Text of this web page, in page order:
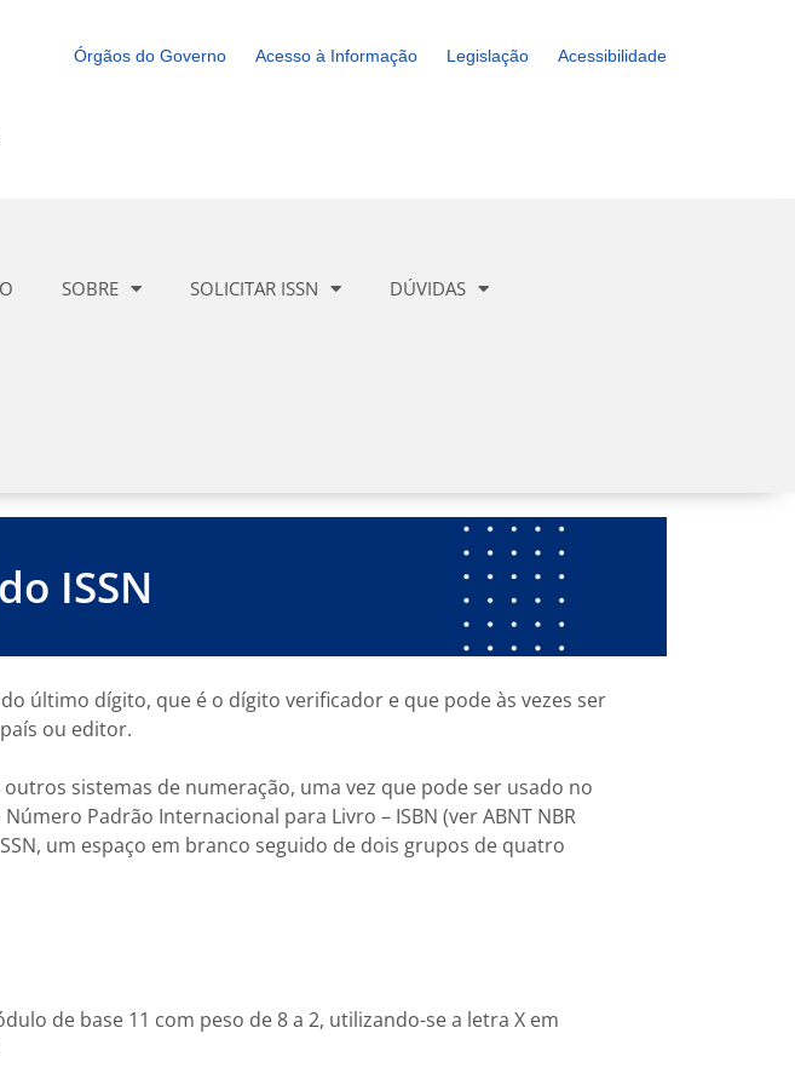
Órgãos do Governo Acesso à Informação Legislação Acessibilidade
SOBRE SOLICITAR ISSN DÚVIDAS
ISSN
último dígito, que é o dígito verificador e que pode às vezes ser
ou editor.
sistemas de numeração, uma vez que pode ser usado no
Padrão Internacional para Livro – ISBN (ver ABNT NBR
um espaço em branco seguido de dois grupos de quatro
de base 11 com peso de 8 a 2, utilizando-se a letra X em